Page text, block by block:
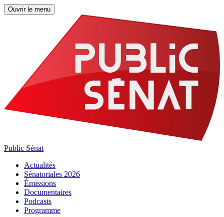
Ouvrir le menu
Public Sénat
Actualités
Sénatoriales 2026
Émissions
Documentaires
Podcasts
Programme